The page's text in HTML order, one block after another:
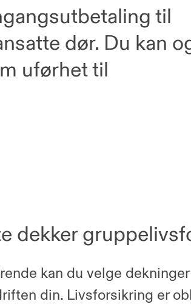
til
dør. Du kan
uførhet til
dekker
kan du velge
din. Livsforsikring er